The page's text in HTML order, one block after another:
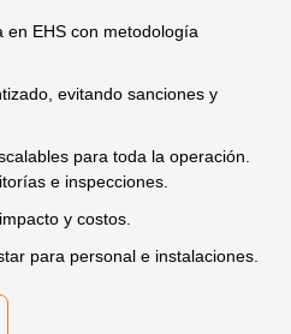
en EHS con metodología
evitando sanciones y
para toda la operación.
e inspecciones.
y costos.
para personal e instalaciones.